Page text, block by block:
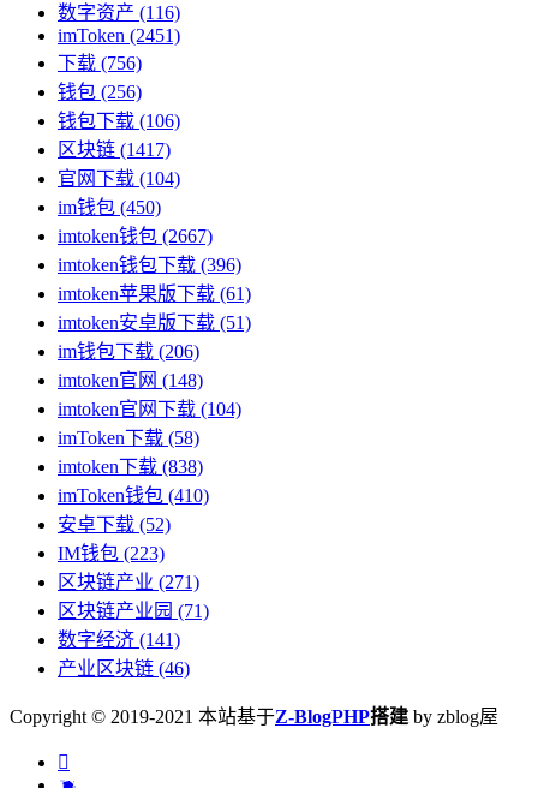
数字资产 (116)
imToken (2451)
下载 (756)
钱包 (256)
钱包下载 (106)
区块链 (1417)
官网下载 (104)
im钱包 (450)
imtoken钱包 (2667)
imtoken钱包下载 (396)
imtoken苹果版下载 (61)
imtoken安卓版下载 (51)
im钱包下载 (206)
imtoken官网 (148)
imtoken官网下载 (104)
imToken下载 (58)
imtoken下载 (838)
imToken钱包 (410)
安卓下载 (52)
IM钱包 (223)
区块链产业 (271)
区块链产业园 (71)
数字经济 (141)
产业区块链 (46)
Copyright © 2019-2021 本站基于Z-BlogPHP搭建 by zblog屋

